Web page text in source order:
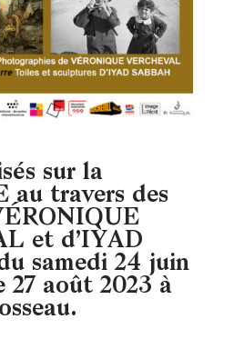
sur la
au travers des
et d’IYAD
samedi 24 juin
27 août 2023 à